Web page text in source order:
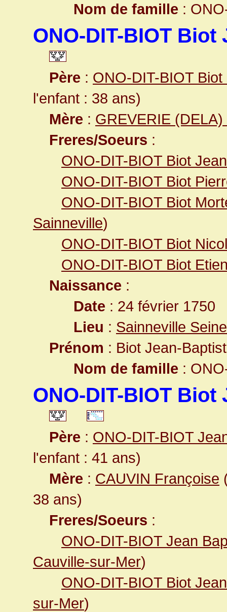
Nom de famille :
ONO-DIT-BIOT Biot
Père : ONO-DIT-BIOT Biot
l'enfant : 38 ans)
Mère : GREVERIE
Freres/Soeurs :
ONO-DIT-BIOT Biot
ONO-DIT-BIOT Biot
ONO-DIT-BIOT Biot
Sainneville)
ONO-DIT-BIOT Biot
ONO-DIT-BIOT Biot
Naissance :
Date : 24 février 1750
Lieu : Sainneville
Prénom : Biot Jean-
Nom de famille :
ONO-DIT-BIOT Biot
Père : ONO-DIT-BIOT
l'enfant : 41 ans)
Mère : CAUVIN Françoise
38 ans)
Freres/Soeurs :
ONO-DIT-BIOT Jean
Cauville-sur-Mer)
ONO-DIT-BIOT Biot Jean
sur-Mer)